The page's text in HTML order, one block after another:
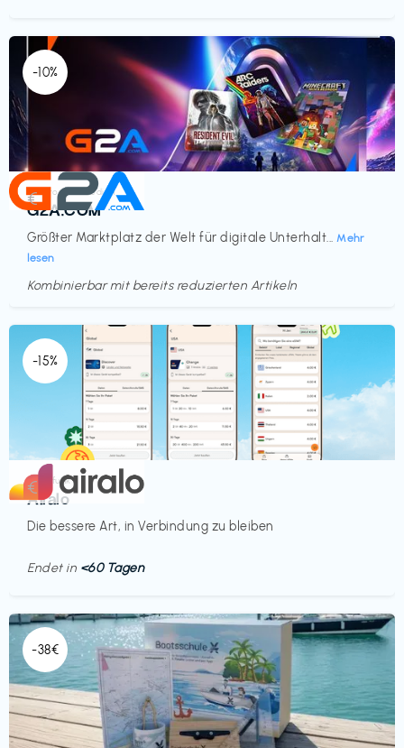
-10%
Elektronik & Medien
G2A.COM
Größter Marktplatz der Welt für digitale Unterhalt... Mehr
lesen
€‎
Kombinierbar mit bereits reduzierten Artikeln
-15%
Mobilfunk
Airalo
Die bessere Art, in Verbindung zu bleiben
€‎
Endet in <60 Tagen
-38€